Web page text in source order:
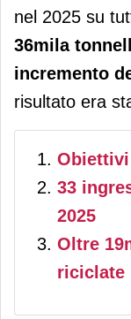
nel 2025 su
36mila
incremento
risultato era
33
2025
Oltre
riciclate